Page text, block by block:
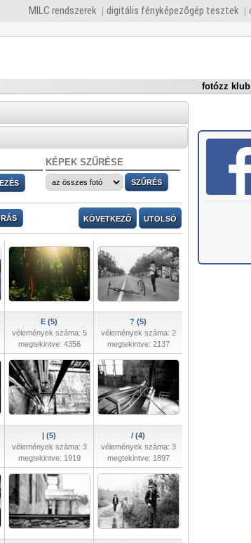
MILC rendszerek digitális fényképezőgép tesztek
fotózz klub
KÉPEK SZŰRÉSE
KÖVETKEZŐ UTOLSÓ
E (5)
vélemények száma: 5
megtekintve: 4356
? (5)
vélemények száma: 2
megtekintve: 2137
| (5)
vélemények száma: 3
megtekintve: 1919
/ (4)
vélemények száma: 3
megtekintve: 1897